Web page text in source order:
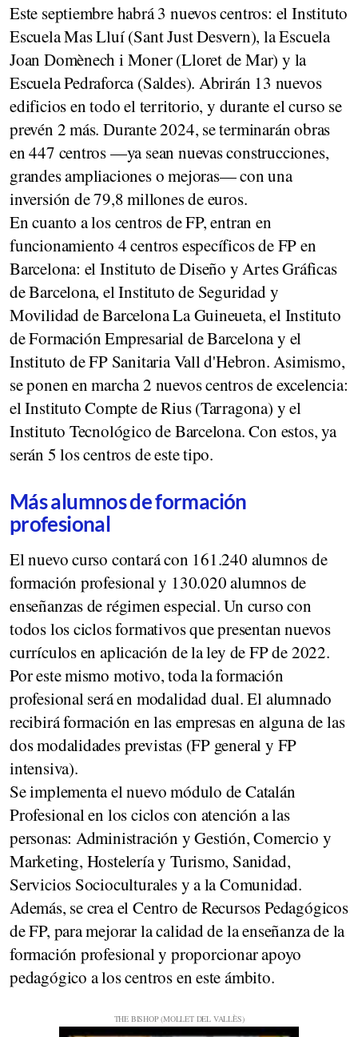
Este septiembre habrá 3 nuevos centros: el Instituto
Escuela Mas Lluí (Sant Just Desvern), la Escuela
Joan Domènech i Moner (Lloret de Mar) y la
Escuela Pedraforca (Saldes). Abrirán 13 nuevos
edificios en todo el territorio, y durante el curso se
prevén 2 más. Durante 2024, se terminarán obras
en 447 centros —ya sean nuevas construcciones,
grandes ampliaciones o mejoras— con una
inversión de 79,8 millones de euros.
En cuanto a los centros de FP, entran en
funcionamiento 4 centros específicos de FP en
Barcelona: el Instituto de Diseño y Artes Gráficas
de Barcelona, el Instituto de Seguridad y
Movilidad de Barcelona La Guineueta, el Instituto
de Formación Empresarial de Barcelona y el
Instituto de FP Sanitaria Vall d'Hebron. Asimismo,
se ponen en marcha 2 nuevos centros de excelencia:
el Instituto Compte de Rius (Tarragona) y el
Instituto Tecnológico de Barcelona. Con estos, ya
serán 5 los centros de este tipo.
Más alumnos de formación
profesional
El nuevo curso contará con 161.240 alumnos de
formación profesional y 130.020 alumnos de
enseñanzas de régimen especial. Un curso con
todos los ciclos formativos que presentan nuevos
currículos en aplicación de la ley de FP de 2022.
Por este mismo motivo, toda la formación
profesional será en modalidad dual. El alumnado
recibirá formación en las empresas en alguna de las
dos modalidades previstas (FP general y FP
intensiva).
Se implementa el nuevo módulo de Catalán
Profesional en los ciclos con atención a las
personas: Administración y Gestión, Comercio y
Marketing, Hostelería y Turismo, Sanidad,
Servicios Socioculturales y a la Comunidad.
Además, se crea el Centro de Recursos Pedagógicos
de FP, para mejorar la calidad de la enseñanza de la
formación profesional y proporcionar apoyo
pedagógico a los centros en este ámbito.